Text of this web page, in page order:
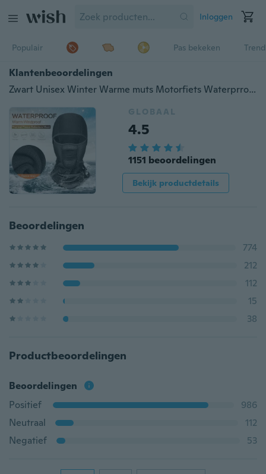
Inloggen
Populair Pas bekeken
Klantenbeoordelingen
Zwart Unisex Winter Warme muts Motorfiets Waterprrof Winddicht Gezichtsmasker Hoed Nekhelm Mutsen Heren Dames Sport Fiets Thermische Fleece Bivakmuts Hoed
GLOBAAL
4.5
1151 beoordelingen
Bekijk productdetails
Beoordelingen
774
212
112
15
38
Productbeoordelingen
Beoordelingen
Positief
986
Neutraal
112
Negatief
53